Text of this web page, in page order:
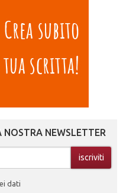
NEWSLETTER
dati